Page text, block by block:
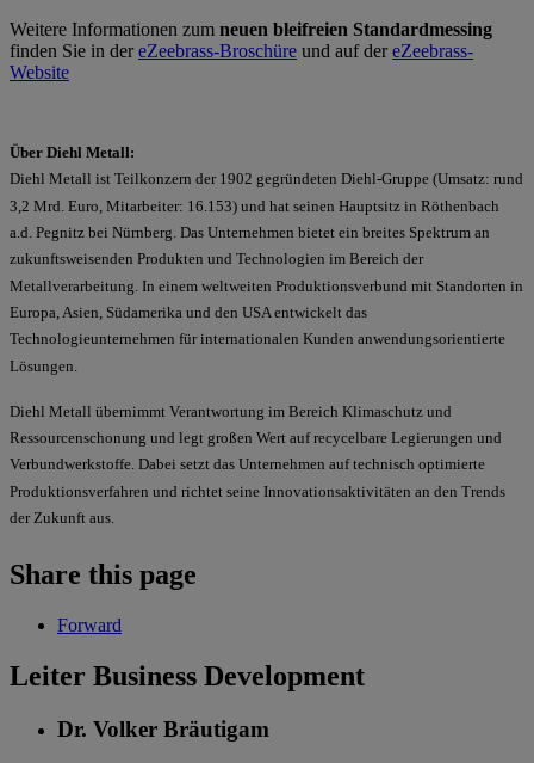
Weitere Informationen zum neuen bleifreien Standardmessing
finden Sie in dereZeebrass-Broschüre und auf dereZeebrass-
Website
Über Diehl Metall:
Diehl Metall ist Teilkonzern der 1902 gegründeten Diehl-Gruppe (Umsatz: rund
3,2 Mrd. Euro, Mitarbeiter: 16.153) und hat seinen Hauptsitz in Röthenbach
a.d. Pegnitz bei Nürnberg. Das Unternehmen bietet ein breites Spektrum an
zukunftsweisenden Produkten und Technologien im Bereich der
Metallverarbeitung. In einem weltweiten Produktionsverbund mit Standorten in
Europa, Asien, Südamerika und den USA entwickelt das
Technologieunternehmen für internationalen Kunden anwendungsorientierte
Lösungen.
Diehl Metall übernimmt Verantwortung im Bereich Klimaschutz und
Ressourcenschonung und legt großen Wert auf recycelbare Legierungen und
Verbundwerkstoffe. Dabei setzt das Unternehmen auf technisch optimierte
Produktionsverfahren und richtet seine Innovationsaktivitäten an den Trends
der Zukunft aus.
Share this page
Forward
Leiter Business Development
Dr. Volker Bräutigam